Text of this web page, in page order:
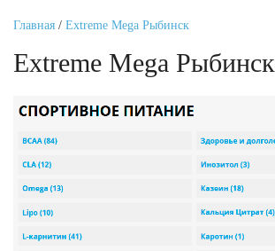
Главная / Extreme Mega Рыбинск
Extreme Mega Рыбинск